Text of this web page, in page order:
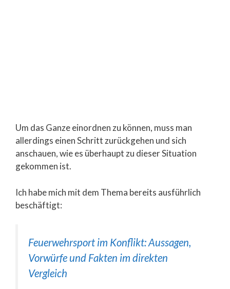
Um das Ganze einordnen zu können, muss man
allerdings einen Schritt zurückgehen und sich
anschauen, wie es überhaupt zu dieser Situation
gekommen ist.
Ich habe mich mit dem Thema bereits ausführlich
beschäftigt:
Feuerwehrsport im Konflikt: Aussagen,
Vorwürfe und Fakten im direkten
Vergleich